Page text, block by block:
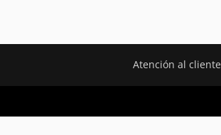
Atención al cliente